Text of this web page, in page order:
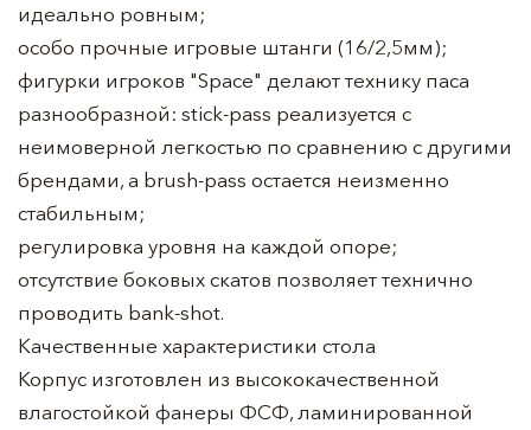
идеально ровным;
особо прочные игровые штанги (16/2,5мм);
фигурки игроков "Space" делают технику паса
разнообразной: stick-pass реализуется с
неимоверной легкостью по сравнению с другими
брендами, а brush-pass остается неизменно
стабильным;
регулировка уровня на каждой опоре;
отсутствие боковых скатов позволяет технично
проводить bank-shot.
Качественные характеристики стола
Корпус изготовлен из высококачественной
влагостойкой фанеры ФСФ, ламинированной